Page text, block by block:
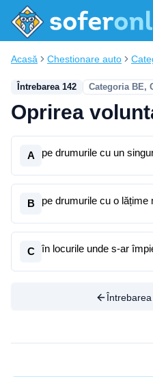
Acasă Chestionare auto
Întrebarea 142 Categoria BE,
Oprirea
A pe drumurile cu un
B pe drumurile cu o lățime
C în locurile unde s-ar